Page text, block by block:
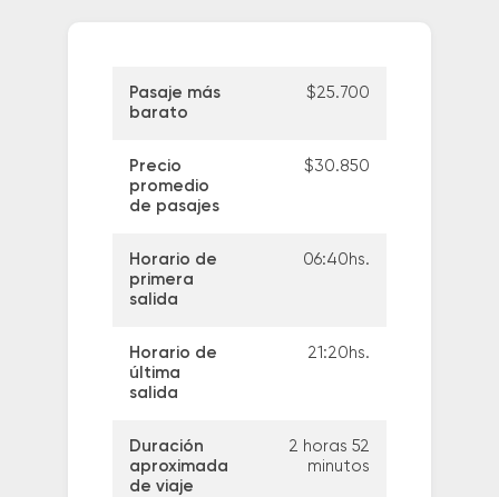
Pasaje más
barato
$25.700
Precio
promedio
de pasajes
$30.850
Horario de
primera
salida
06:40hs.
Horario de
última
salida
21:20hs.
Duración
aproximada
de viaje
2 horas 52
minutos